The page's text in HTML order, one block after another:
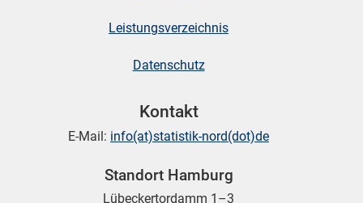
Leistungsverzeichnis
Datenschutz
Kontakt
E-Mail: info(at)statistik-nord(dot)de
Standort Hamburg
Lübeckertordamm 1–3